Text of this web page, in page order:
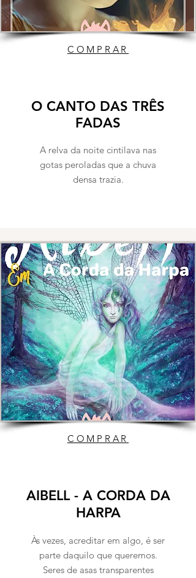
COMPRAR
O CANTO DAS TRÊS
FADAS
A relva da noite cintilava nas
gotas peroladas que a chuva
densa trazia.
COMPRAR
AIBELL - A CORDA DA
HARPA
Às vezes, acreditar em algo, é ser
parte daquilo que queremos.
Seres de asas transparentes